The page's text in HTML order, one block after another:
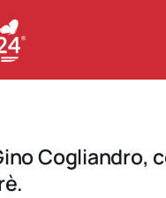
Cogliandro,